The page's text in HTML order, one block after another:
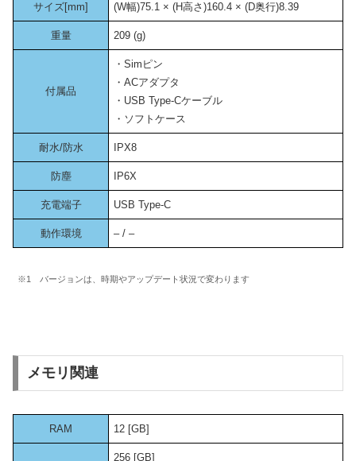
サイズ[mm] (W幅)75.1 × (H高さ)160.4 × (D奥行)8.39
重量 209 (g)
付属品
・Simピン
・ACアダプタ
・USB Type-Cケーブル
・ソフトケース
耐水/防水 IPX8
防塵 IP6X
充電端子 USB Type-C
動作環境 – / –
※1 バージョンは、時期やアップデート状況で変わります
メモリ関連
RAM 12 [GB]
256 [GB]